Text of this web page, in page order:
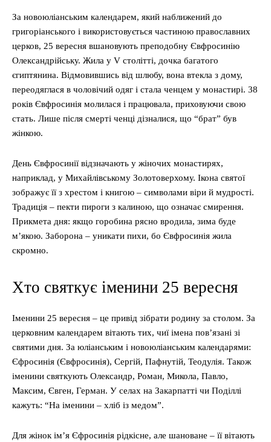
За новоюліанським календарем, який наближений до
григоріанського і використовується частиною православних
церков, 25 вересня вшановують преподобну Євфросинію
Олександрійську. Жила у V столітті, дочка багатого
єгиптянина. Відмовившись від шлюбу, вона втекла з дому,
переодяглася в чоловічий одяг і стала ченцем у монастирі. 38
років Євфросинія молилася і працювала, приховуючи свою
стать. Лише після смерті ченці дізналися, що “брат” був
жінкою.
День Євфросинії відзначають у жіночих монастирях,
наприклад, у Михайлівському Золотоверхому. Ікона святої
зображує її з хрестом і книгою – символами віри й мудрості.
Традиція – пекти пироги з калиною, що означає смирення.
Прикмета дня: якщо горобина рясно вродила, зима буде
м’якою. Заборона – уникати пихи, бо Євфросинія жила
скромно.
Хто святкує іменини 25 вересня
Іменини 25 вересня – це привід зібрати родину за столом. За
церковним календарем вітають тих, чиї імена пов’язані зі
святими дня. За юліанським і новоюліанським календарями:
Єфросинія (Євфросинія), Сергій, Пафнутій, Теодулія. Також
іменини святкують Олександр, Роман, Микола, Павло,
Максим, Євген, Герман. У селах на Закарпатті чи Поділлі
кажуть: “На іменини – хліб із медом”.
Для жінок ім’я Єфросинія рідкісне, але шановане – її вітають